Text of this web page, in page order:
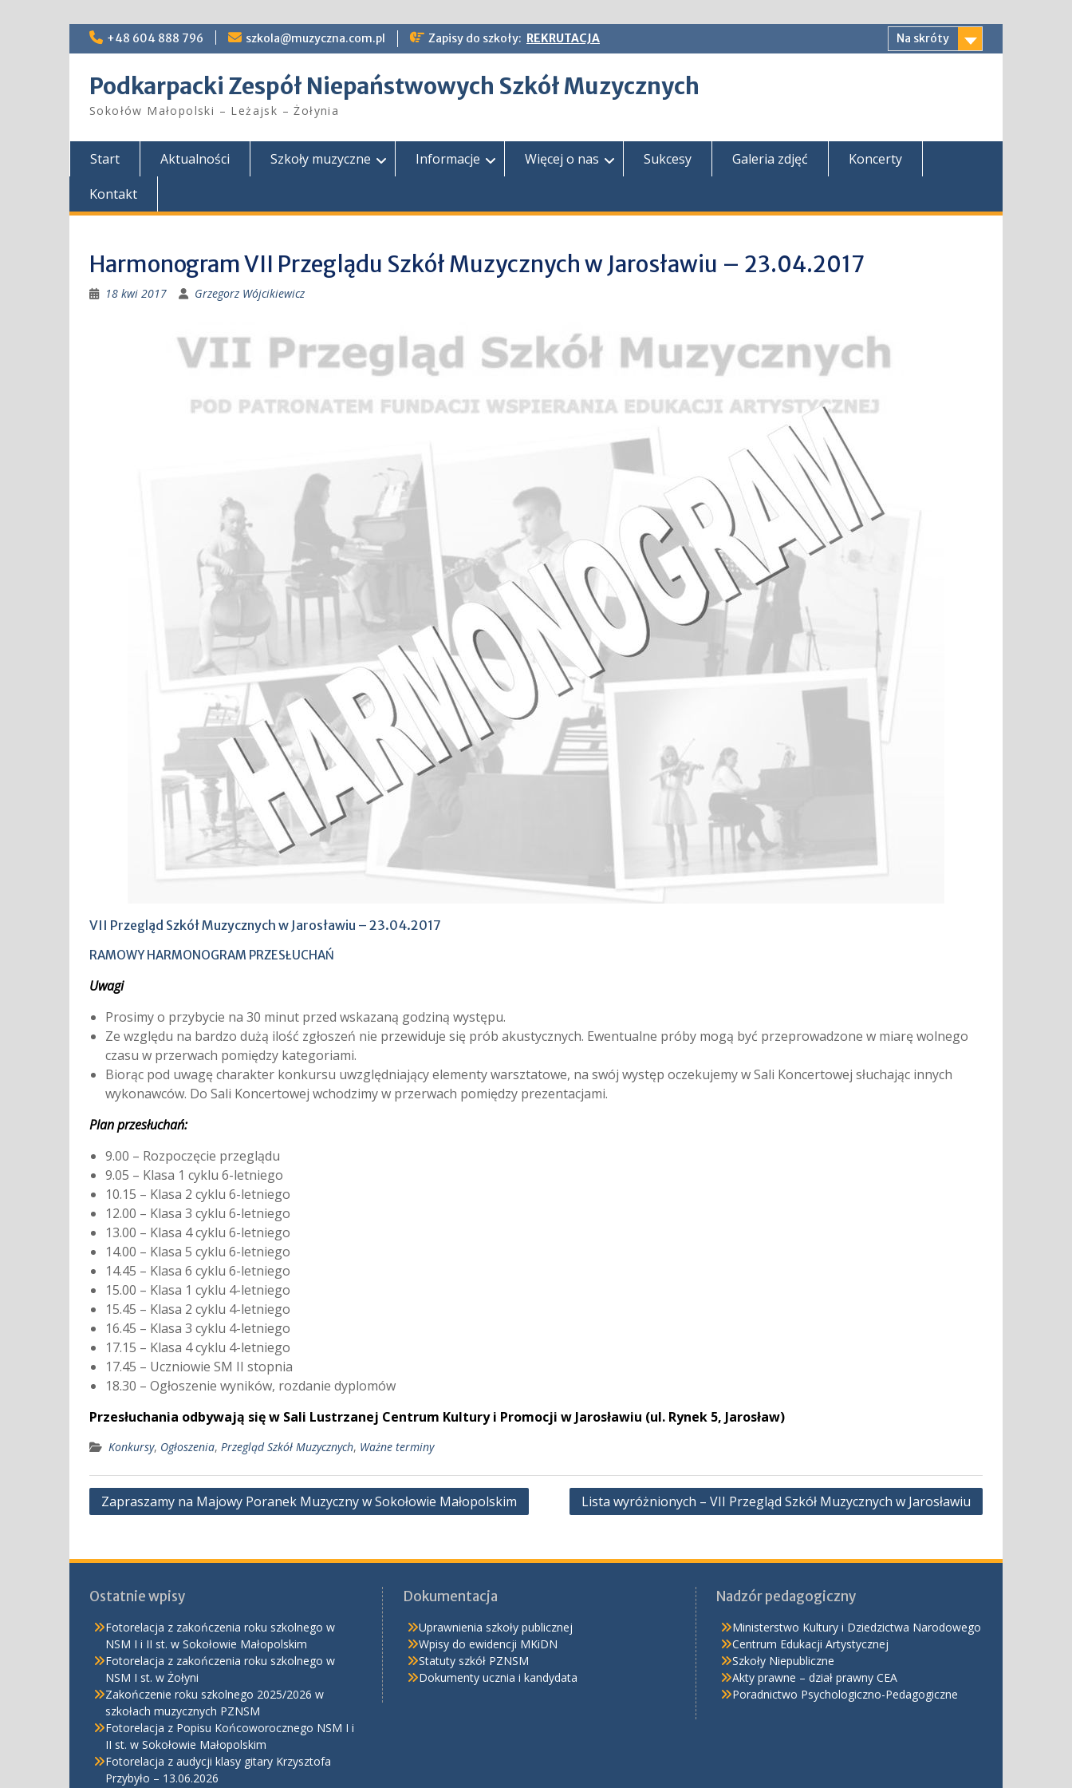
Skip
+48 604 888 796 szkola@muzyczna.com.pl Zapisy do szkoły: REKRUTACJA Na skróty
Podkarpacki Zespół Niepaństwowych Szkół Muzycznych
Sokołów Małopolski – Leżajsk – Żołynia
Start Aktualności Szkoły muzyczne Informacje Więcej o nas Sukcesy Galeria zdjęć
Koncerty
Kontakt
Harmonogram VII Przeglądu Szkół Muzycznych w Jarosławiu – 23.04.2017
18 kwi 2017 Grzegorz Wójcikiewicz
VII Przegląd Szkół Muzycznych w Jarosławiu – 23.04.2017
RAMOWY HARMONOGRAM PRZESŁUCHAŃ
Uwagi
Prosimy o przybycie na 30 minut przed wskazaną godziną występu.
Ze względu na bardzo dużą ilość zgłoszeń nie przewiduje się prób akustycznych. Ewentualne próby mogą być przeprowadzone w miarę wolnego
czasu w przerwach pomiędzy kategoriami.
Biorąc pod uwagę charakter konkursu uwzględniający elementy warsztatowe, na swój występ oczekujemy w Sali Koncertowej słuchając innych
wykonawców. Do Sali Koncertowej wchodzimy w przerwach pomiędzy prezentacjami.
Plan przesłuchań:
9.00 – Rozpoczęcie przeglądu
9.05 – Klasa 1 cyklu 6-letniego
10.15 – Klasa 2 cyklu 6-letniego
12.00 – Klasa 3 cyklu 6-letniego
13.00 – Klasa 4 cyklu 6-letniego
14.00 – Klasa 5 cyklu 6-letniego
14.45 – Klasa 6 cyklu 6-letniego
15.00 – Klasa 1 cyklu 4-letniego
15.45 – Klasa 2 cyklu 4-letniego
16.45 – Klasa 3 cyklu 4-letniego
17.15 – Klasa 4 cyklu 4-letniego
17.45 – Uczniowie SM II stopnia
18.30 – Ogłoszenie wyników, rozdanie dyplomów
Przesłuchania odbywają się w Sali Lustrzanej Centrum Kultury i Promocji w Jarosławiu (ul. Rynek 5, Jarosław)
Konkursy, Ogłoszenia, Przegląd Szkół Muzycznych, Ważne terminy
Nawigacja
Zapraszamy na Majowy Poranek Muzyczny w Sokołowie Małopolskim Lista wyróżnionych – VII Przegląd Szkół Muzycznych w Jarosławiu
Ostatnie wpisy
Fotorelacja z zakończenia roku szkolnego w
NSM I i II st. w Sokołowie Małopolskim
Fotorelacja z zakończenia roku szkolnego w
NSM I st. w Żołyni
Zakończenie roku szkolnego 2025/2026 w
szkołach muzycznych PZNSM
Fotorelacja z Popisu Końcoworocznego NSM I i
II st. w Sokołowie Małopolskim
Fotorelacja z audycji klasy gitary Krzysztofa
Przybyło – 13.06.2026
Dokumentacja
Uprawnienia szkoły publicznej
Wpisy do ewidencji MKiDN
Statuty szkół PZNSM
Dokumenty ucznia i kandydata
Nadzór pedagogiczny
Ministerstwo Kultury i Dziedzictwa Narodowego
Centrum Edukacji Artystycznej
Szkoły Niepubliczne
Akty prawne – dział prawny CEA
Poradnictwo Psychologiczno-Pedagogiczne